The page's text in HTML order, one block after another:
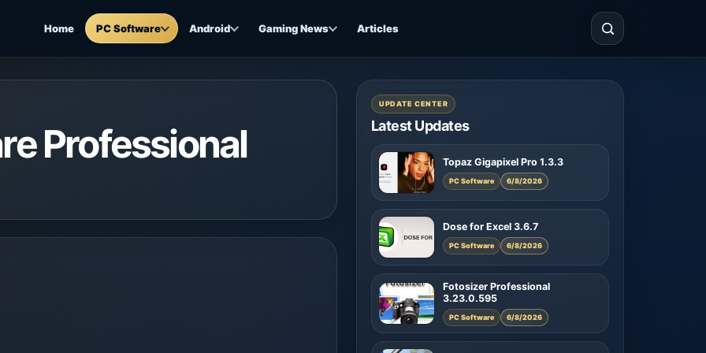
Home PC Software Android Gaming News Articles
UPDATE CENTER
Latest Updates
Topaz Gigapixel Pro 1.3.3
PC Software 6/8/2026
Dose for Excel 3.6.7
PC Software 6/8/2026
Fotosizer Professional
3.23.0.595
PC Software 6/8/2026